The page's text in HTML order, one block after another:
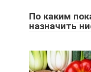
По каким
назначить